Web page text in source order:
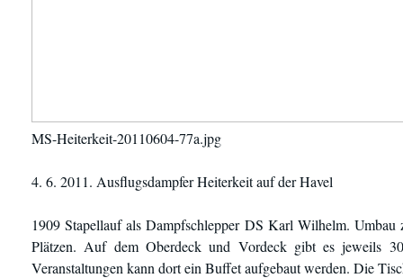
MS-Heiterkeit-20110604-77a.jpg
4. 6. 2011. Ausflugsdampfer Heiterkeit auf der Havel
1909 Stapellauf als Dampfschlepper DS Karl Wilhelm.
Plätzen. Auf dem Oberdeck und Vordeck gibt es jeweils
Veranstaltungen kann dort ein Buffet aufgebaut werden. Die